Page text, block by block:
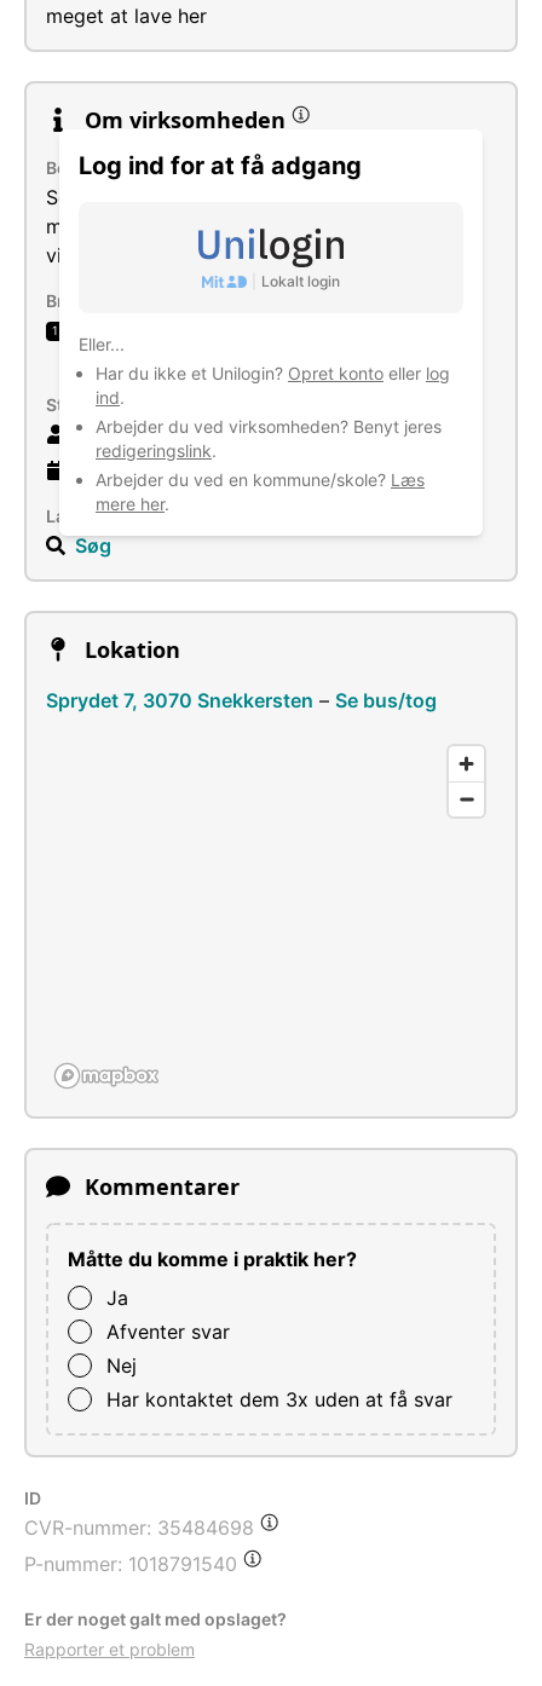
Log ind for at få adgang
Lokalt login
Eller...
Har du ikke et Unilogin? Opret konto eller log
ind.
Arbejder du ved virksomheden? Benyt jeres
redigeringslink.
Arbejder du ved en kommune/skole? Læs
mere her.
meget at lave her
Om virksomheden
Beskrivelse
Selskabets formål er at drive handel med
medicinsk udstyr og dermed beslægtet
virksomhed.
Brancher
1
sygeplejeartikler
Størrelse
1 ansatte
13 år
gammel virksomhed
Læs mere
Søg
Lokation
Sprydet 7, 3070 Snekkersten – Se bus/tog
Kommentarer
Måtte du komme i praktik her?
Ja
Afventer svar
Nej
Har kontaktet dem 3x uden at få svar
ID
CVR-nummer: 35484698
P-nummer: 1018791540
Er der noget galt med opslaget?
Rapporter et problem